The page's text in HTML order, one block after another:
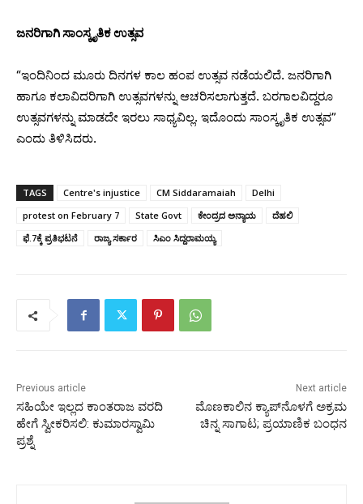
ಜನರಿಗಾಗಿ ಸಾಂಸ್ಕೃತಿಕ ಉತ್ಸವ
“ಇಂದಿನಿಂದ ಮೂರು ದಿನಗಳ ಕಾಲ ಹಂಪ ಉತ್ಸವ ನಡೆಯಲಿದೆ. ಜನರಿಗಾಗಿ
ಹಾಗೂ ಕಲಾವಿದರಿಗಾಗಿ ಉತ್ಸವಗಳನ್ನು ಆಚರಿಸಲಾಗುತ್ತದೆ. ಬರಗಾಲವಿದ್ದರೂ
ಉತ್ಸವಗಳನ್ನು ಮಾಡದೇ ಇರಲು ಸಾಧ್ಯವಿಲ್ಲ. ಇದೊಂದು ಸಾಂಸ್ಕೃತಿಕ ಉತ್ಸವ”
ಎಂದು ತಿಳಿಸಿದರು.
TAGS Centre's injustice CM Siddaramaiah
Delhi
protest on February 7
State Govt ಕೇಂದ್ರದ ಅನ್ಯಾಯ
ದೆಹಲಿ
ಫೆ.7ಕ್ಕೆ ಪ್ರತಿಭಟನೆ
ರಾಜ್ಯ ಸರ್ಕಾರ ಸಿಎಂ ಸಿದ್ದರಾಮಯ್ಯ
Previous article
ಸಹಿಯೇ ಇಲ್ಲದ ಕಾಂತರಾಜ ವರದಿ
ಹೇಗೆ ಸ್ವೀಕರಿಸಲಿ: ಕುಮಾರಸ್ವಾಮಿ
ಪ್ರಶ್ನೆ
Next article
ಮೊಣಕಾಲಿನ ಕ್ಯಾಪ್​ನೊಳಗೆ ಅಕ್ರಮ
ಚಿನ್ನ ಸಾಗಾಟ; ಪ್ರಯಾಣಿಕ ಬಂಧನ